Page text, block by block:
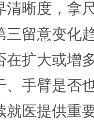
清晰度，拿
三留意变化
在扩大或增
、手臂是否
就医提供重